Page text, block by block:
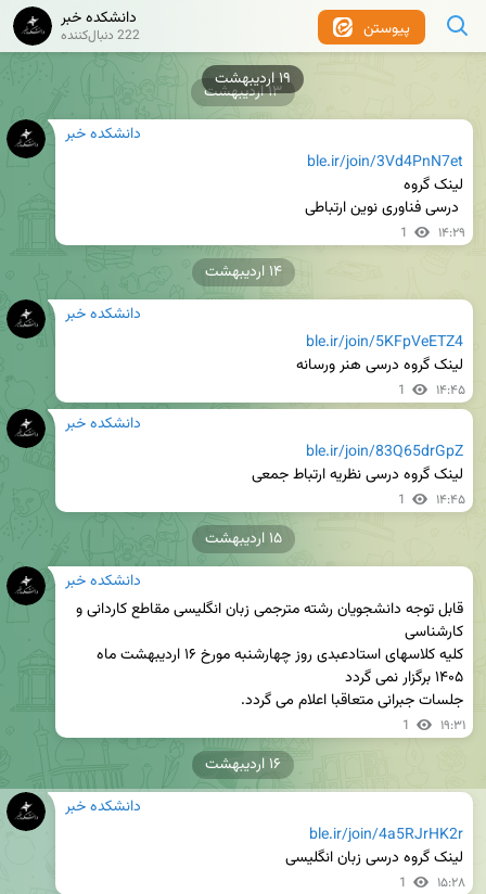
۱۹ اردیبهشت
پیوستن دانشکده خبر
222 دنبال‌کننده
دانشکده خبر
ble.ir/join/3Vd4PnN7et
1 ۱۴:۲۹
۱۳ اردیبهشت
دانشکده خبر
ble.ir/join/5KFpVeETZ4
لینک گروه درسی هنر ورسانه
1 ۱۴:۴۵
۱۴ اردیبهشت
دانشکده خبر
ble.ir/join/83Q65drGpZ
لینک گروه درسی نظریه ارتباط جمعی
1 ۱۴:۴۵
دانشکده خبر
جلسات جبرانی متعاقبا اعلام می گردد.
1 ۱۹:۳۱
۱۵ اردیبهشت
دانشکده خبر
ble.ir/join/4a5RJrHK2r
لینک گروه درسی زبان انگلیسی
1 ۱۵:۲۸
۱۶ اردیبهشت